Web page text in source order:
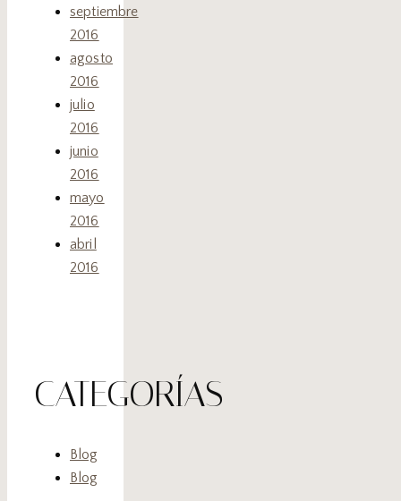
septiembre
2016
agosto
2016
julio
2016
junio
2016
mayo
2016
abril
2016
CATEGORÍAS
Blog
Blog